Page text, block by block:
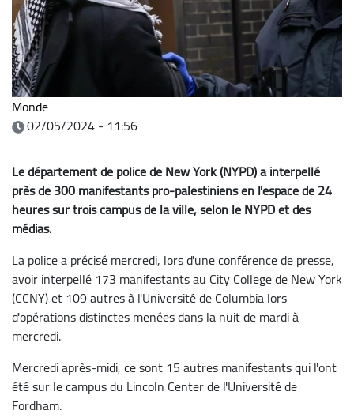
Monde
02/05/2024 - 11:56
Le département de police de New York (NYPD) a interpellé
près de 300 manifestants pro-palestiniens en l'espace de 24
heures sur trois campus de la ville, selon le NYPD et des
médias.
La police a précisé mercredi, lors d'une conférence de presse,
avoir interpellé 173 manifestants au City College de New York
(CCNY) et 109 autres à l'Université de Columbia lors
d'opérations distinctes menées dans la nuit de mardi à
mercredi.
Mercredi après-midi, ce sont 15 autres manifestants qui l'ont
été sur le campus du Lincoln Center de l'Université de
Fordham.